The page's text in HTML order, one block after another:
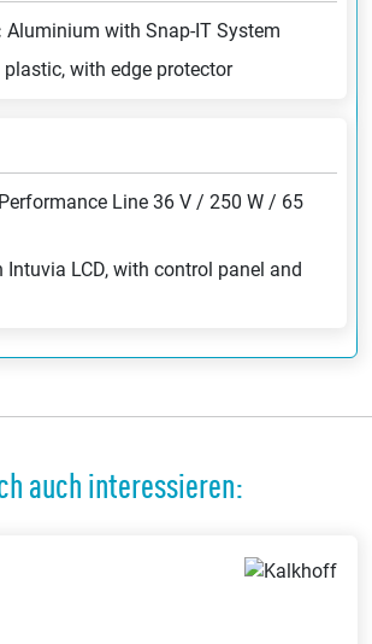
Aluminium with Snap-IT System
plastic, with edge protector
Line 36 V / 250 W / 65
Intuvia LCD, with control panel and
auch interessieren: